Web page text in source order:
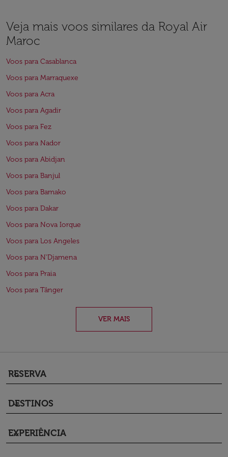
Veja mais voos similares da Royal Air
Maroc
Voos para Casablanca
Voos para Marraquexe
Voos para Acra
Voos para Agadir
Voos para Fez
Voos para Nador
Voos para Abidjan
Voos para Banjul
Voos para Bamako
Voos para Dakar
Voos para Nova Iorque
Voos para Los Angeles
Voos para N'Djamena
Voos para Praia
Voos para Tânger
VER MAIS
RESERVA
keyboard_arrow_down
DESTINOS
keyboard_arrow_down
EXPERIÊNCIA
keyboard_arrow_down